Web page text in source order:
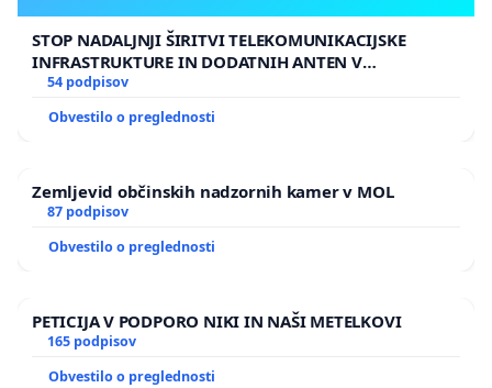
STOP NADALJNJI ŠIRITVI TELEKOMUNIKACIJSKE
INFRASTRUKTURE IN DODATNIH ANTEN V
GRADIŠČAKU
54 podpisov
Obvestilo o preglednosti
Zemljevid občinskih nadzornih kamer v MOL
87 podpisov
Obvestilo o preglednosti
PETICIJA V PODPORO NIKI IN NAŠI METELKOVI
165 podpisov
Obvestilo o preglednosti